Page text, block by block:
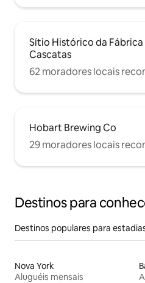
Sítio Histórico da Fábrica
Cascatas
62 moradores locais
Hobart Brewing Co
29 moradores locais
Destinos para
Destinos populares para
Nova York
Aluguéis mensais